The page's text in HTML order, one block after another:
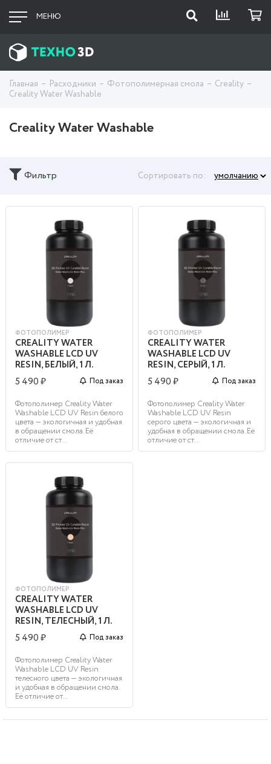
МЕНЮ
Главная Расходники Фотополимерная смола
Creality
Creality Water Washable
Creality Water Washable
Фильтр Сортировать по:
ФОТОПОЛИМЕР
CREALITY WATER
WASHABLE LCD UV
RESIN, БЕЛЫЙ, 1 Л.
5 490 ₽
Под заказ
Фотополимер Creality Water
Washable LCD UV Resin белого
цвета — экологичная и удобная
в обращении смола. Её
отличие от ст...
ФОТОПОЛИМЕР
CREALITY WATER
WASHABLE LCD UV
RESIN, СЕРЫЙ, 1 Л.
5 490 ₽
Под заказ
Фотополимер Creality Water
Washable LCD UV Resin
серого цвета — экологичная и
удобная в обращении смола. Её
отличие от ст...
ФОТОПОЛИМЕР
CREALITY WATER
WASHABLE LCD UV
RESIN, ТЕЛЕСНЫЙ, 1 Л.
5 490 ₽
Под заказ
Фотополимер Creality Water
Washable LCD UV Resin
телесного цвета — экологичная
и удобная в обращении смола.
Её отличие от...